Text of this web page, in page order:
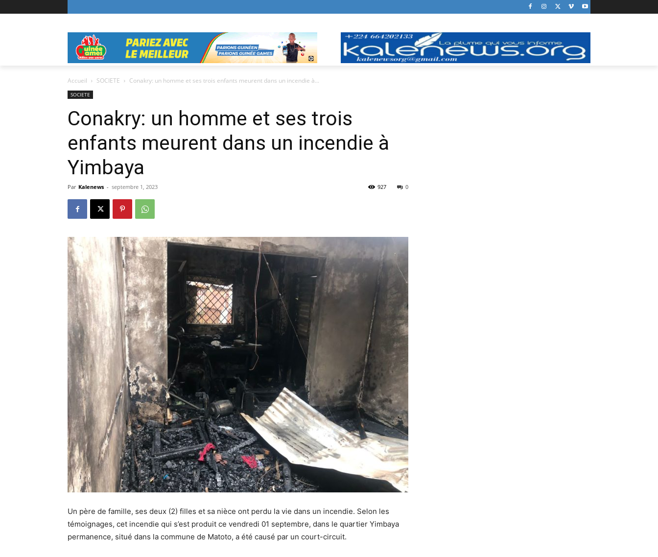
Accueil SOCIETE Conakry: un homme et ses trois enfants meurent dans un incendie à...
SOCIETE
Conakry: un homme et ses trois
enfants meurent dans un incendie à
Yimbaya
Par Kalenews - septembre 1, 2023 0
927
Un père de famille, ses deux (2) filles et sa nièce ont perdu la vie dans un incendie. Selon les
témoignages, cet incendie qui s’est produit ce vendredi 01 septembre, dans le quartier Yimbaya
permanence, situé dans la commune de Matoto, a été causé par un court-circuit.